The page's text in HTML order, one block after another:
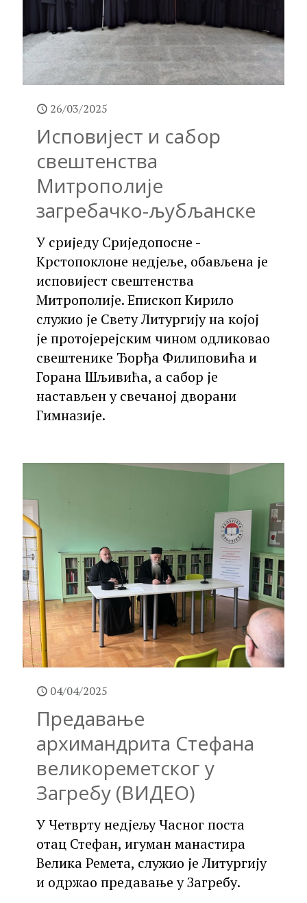
26/03/2025
Исповијест и сабор
свештенства
Митрополије
загребачко-љубљанске
У сриједу Сриједопосне -
Крстопоклоне недјеље, обављена је
исповијест свештенства
Митрополије. Епископ Кирило
служио је Свету Литургију на којој
је протојерејским чином одликовао
свештенике Ђорђа Филиповића и
Горана Шљивића, а сабор је
настављен у свечаној дворани
Гимназије.
04/04/2025
Предавање
архимандрита Стефана
великореметског у
Загребу (ВИДЕО)
У Четврту недјељу Часног поста
отац Стефан, игуман манастира
Велика Ремета, служио је Литургију
и одржао предавање у Загребу.